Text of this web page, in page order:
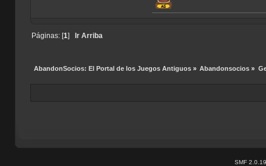
Páginas: [ 1 Ir Arriba
AbandonSocios: El Portal de los Juegos Antiguos» Abandonsocios »
SMF 2.0.19